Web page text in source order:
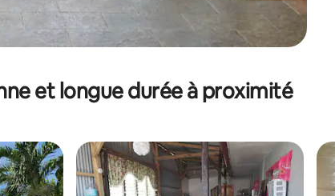
et longue durée à proximité